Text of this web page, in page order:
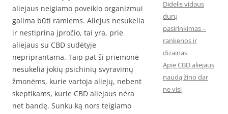
aliejaus neigiamo poveikio organizmui
galima būti ramiems. Aliejus nesukelia
ir nestiprina įpročio, tai yra, prie
aliejaus su CBD sudėtyje
nepriprantama. Taip pat ši priemonė
nesukelia jokių psichinių svyravimų
žmonėms, kurie vartoja aliejų, nebent
skeptikams, kurie CBD aliejaus nėra
net bandę. Sunku ką nors teigiamo
Didelis vidaus
durų
pasirinkimas –
rankenos ir
dizainas
Apie CBD aliejaus
naudą žino dar
ne visi